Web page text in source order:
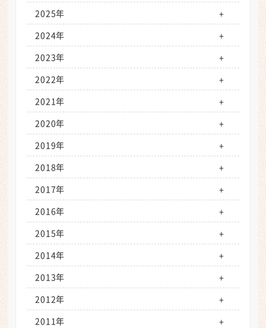
1月（2）
2月（2）
3月（2）
4月（1）
5月（2）
6月（1）
7月（2）
8月（0）
9月（0）
10月（0）
11月（0）
12月（0）
2025年
1月（2）
2月（2）
3月（1）
4月（3）
5月（2）
6月（2）
7月（2）
8月（0）
9月（2）
10月（2）
11月（1）
12月（1）
2024年
1月（2）
2月（1）
3月（3）
4月（2）
5月（2）
6月（2）
7月（2）
8月（0）
9月（2）
10月（2）
11月（2）
12月（0）
2023年
1月（3）
2月（2）
3月（2）
4月（2）
5月（2）
6月（2）
7月（2）
8月（0）
9月（2）
10月（2）
11月（1）
12月（0）
2022年
1月（1）
2月（1）
3月（2）
4月（2）
5月（1）
6月（1）
7月（2）
8月（1）
9月（2）
10月（1）
11月（2）
2021年
1月（1）
2月（1）
3月（1）
4月（1）
5月（1）
6月（1）
7月（0）
8月（1）
9月（1）
10月（2）
2020年
1月（1）
2月（0）
3月（0）
4月（1）
5月（1）
6月（1）
7月（2）
8月（1）
9月（1）
2019年
1月（1）
2月（1）
3月（1）
4月（1）
5月（0）
6月（1）
7月（2）
8月（0）
2018年
1月（0）
2月（1）
3月（1）
4月（0）
5月（1）
6月（1）
7月（1）
2017年
1月（0）
2月（1）
3月（1）
4月（0）
5月（0）
6月（0）
2016年
1月（1）
2月（0）
3月（1）
4月（0）
5月（1）
2015年
1月（0）
2月（0）
3月（0）
4月（0）
2014年
1月（0）
2月（0）
3月（3）
2013年
1月（0）
2月（0）
2012年
1月（0）
2011年